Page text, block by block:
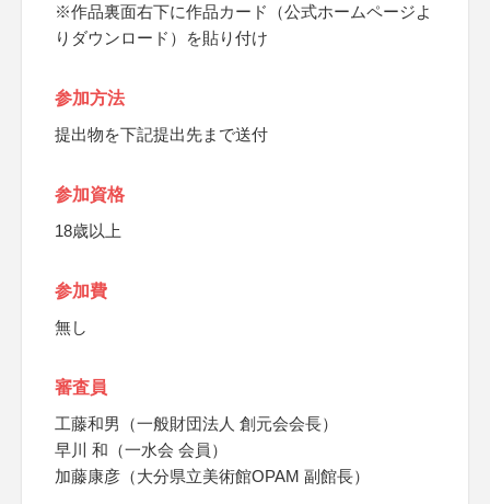
※作品裏面右下に作品カード（公式ホームページよ
りダウンロード）を貼り付け
参加方法
提出物を下記提出先まで送付
参加資格
18歳以上
参加費
無し
審査員
工藤和男（一般財団法人 創元会会長）
早川 和（一水会 会員）
加藤康彦（大分県立美術館OPAM 副館長）